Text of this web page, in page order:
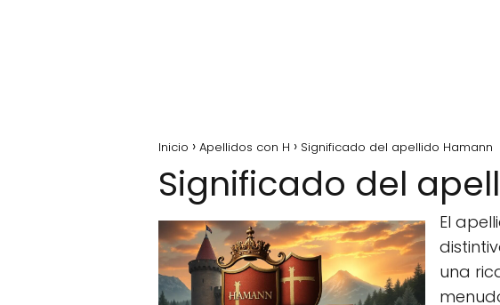
Inicio Apellidos con H Significado del apellido Hamann
Significado del
El
una